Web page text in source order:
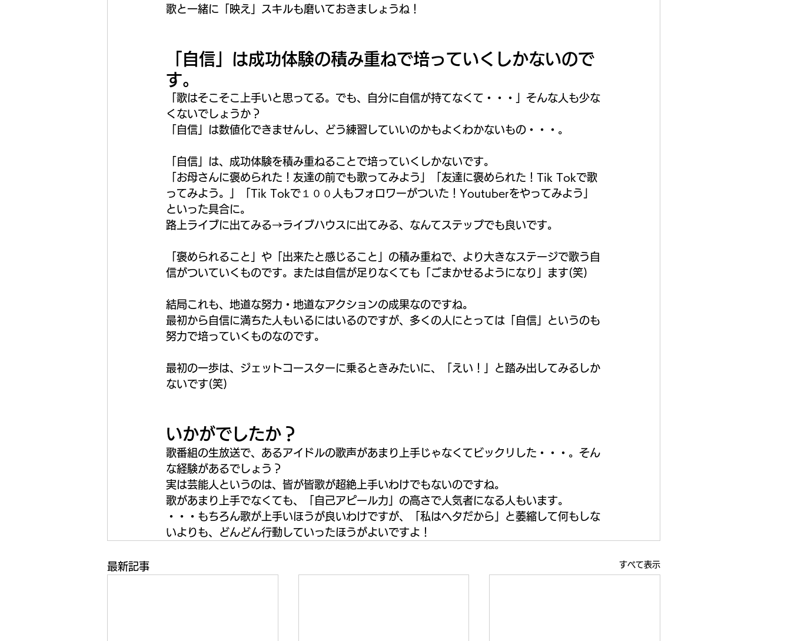
歌と一緒に「映え」スキルも磨いておきましょうね！
「自信」は成功体験の積み重ねで培っていくしかないので
す。
「歌はそこそこ上手いと思ってる。でも、自分に自信が持てなくて・・・」そんな人も少な
くないでしょうか？
「自信」は数値化できませんし、どう練習していいのかもよくわかないもの・・・。
「自信」は、成功体験を積み重ねることで培っていくしかないです。
「お母さんに褒められた！友達の前でも歌ってみよう」「友達に褒められた！Tik Tokで歌
ってみよう。」「Tik Tokで１００人もフォロワーがついた！Youtuberをやってみよう」
といった具合に。
路上ライブに出てみる→ライブハウスに出てみる、なんてステップでも良いです。
「褒められること」や「出来たと感じること」の積み重ねで、より大きなステージで歌う自
信がついていくものです。または自信が足りなくても「ごまかせるようになり」ます(笑)
結局これも、地道な努力・地道なアクションの成果なのですね。
最初から自信に満ちた人もいるにはいるのですが、多くの人にとっては「自信」というのも
努力で培っていくものなのです。
最初の一歩は、ジェットコースターに乗るときみたいに、「えい！」と踏み出してみるしか
ないです(笑)
いかがでしたか？
歌番組の生放送で、あるアイドルの歌声があまり上手じゃなくてビックリした・・・。そん
な経験があるでしょう？
実は芸能人というのは、皆が皆歌が超絶上手いわけでもないのですね。
歌があまり上手でなくても、「自己アピール力」の高さで人気者になる人もいます。
・・・もちろん歌が上手いほうが良いわけですが、「私はヘタだから」と萎縮して何もしな
いよりも、どんどん行動していったほうがよいですよ！
最新記事 すべて表示